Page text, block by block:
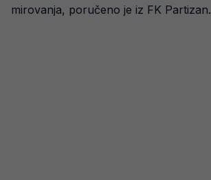
mirovanja, poručeno je iz FK Partizan.